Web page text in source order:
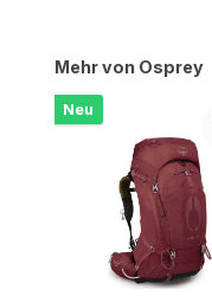
Produktgalerie
Mehr von Osprey
Neu